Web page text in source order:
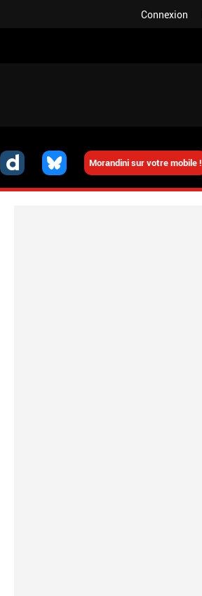
Connexion
Morandini sur votre mobile !